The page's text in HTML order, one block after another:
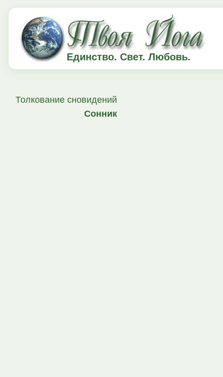
Единство. Свет. Любовь.
Толкование сновидений
Сонник